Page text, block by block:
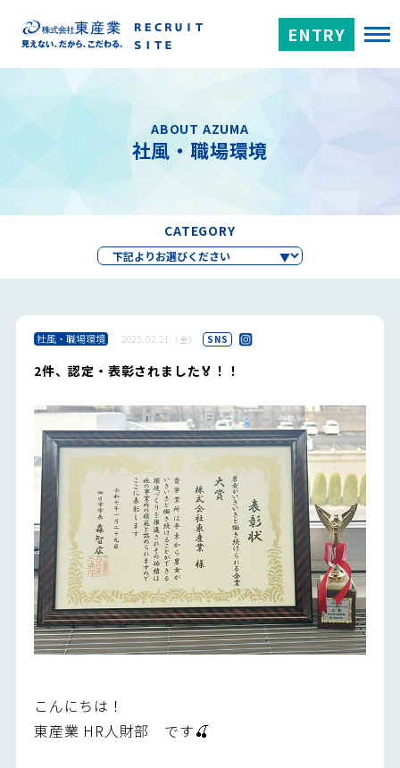
ENTRY
ABOUT AZUMA
社風・職場環境
CATEGORY
社風・職場環境 2025.02.21（金） SNS
2件、認定・表彰されました🏅！！
こんにちは！
東産業 HR人財部 です🍒